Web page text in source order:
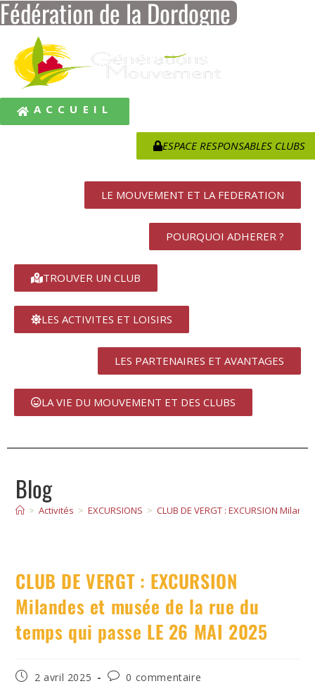
Fédération de la Dordogne
ACCUEIL
ESPACE RESPONSABLES CLUBS
LE MOUVEMENT ET LA FEDERATION
POURQUOI ADHERER ?
TROUVER UN CLUB
LES ACTIVITES ET LOISIRS
LES PARTENAIRES ET AVANTAGES
LA VIE DU MOUVEMENT ET DES CLUBS
Blog
> Activités > EXCURSIONS > CLUB DE VERGT : EXCURSION
CLUB DE VERGT : EXCURSION
Milandes et musée de la rue du
temps qui passe LE 26 MAI 2025
2 avril 2025 0 commentaire